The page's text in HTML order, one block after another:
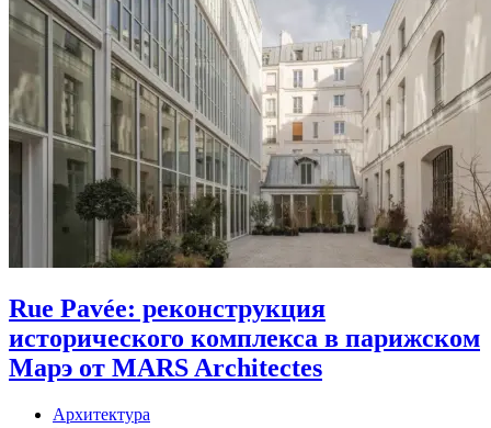
Rue Pavée: реконструкция
исторического комплекса в парижском
Марэ от MARS Architectes
Архитектура